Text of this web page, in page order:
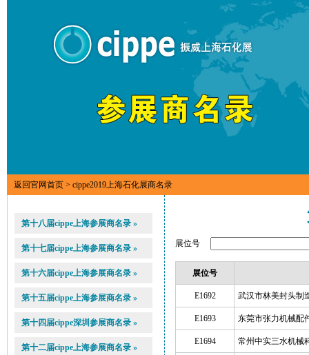
返回官网首页 > cippe2019上海石化展商名录
第十八届cippe上海参展商名录 »
第十七届cippe上海参展商名录 »
第十六届cippe上海参展商名录 »
第十五届cippe上海参展商名录 »
第十四届cippe深圳参展商名录 »
第十二届cippe上海参展商名录 »
展位号
展位号
E1692 武汉市林美封头制
E1693 东莞市张力机械配
E1694 常州中实三水机械